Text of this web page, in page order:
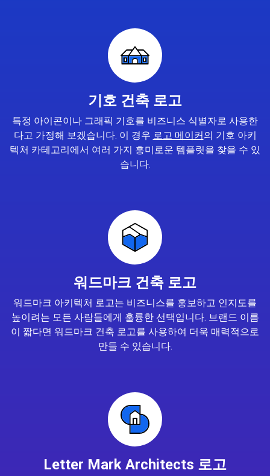
기호 건축 로고
특정 아이콘이나 그래픽 기호를 비즈니스 식별자로 사용한
다고 가정해 보겠습니다. 이 경우 로고 메이커의 기호 아키
텍처 카테고리에서 여러 가지 흥미로운 템플릿을 찾을 수 있
습니다.
워드마크 건축 로고
워드마크 아키텍처 로고는 비즈니스를 홍보하고 인지도를
높이려는 모든 사람들에게 훌륭한 선택입니다. 브랜드 이름
이 짧다면 워드마크 건축 로고를 사용하여 더욱 매력적으로
만들 수 있습니다.
Letter Mark Architects 로고